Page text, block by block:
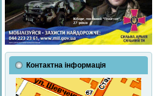
Контактна інформація